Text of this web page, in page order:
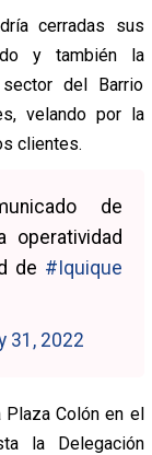
cerradas sus
y también la
del Barrio
velando por la
clientes.
de
operatividad
de #Iquique
31, 2022
Colón en el
la Delegación